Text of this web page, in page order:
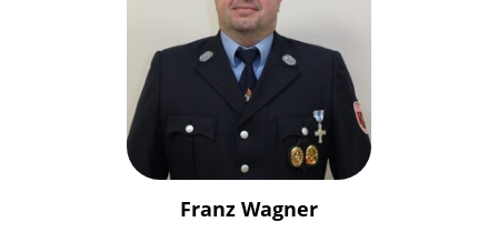
Franz Wagner